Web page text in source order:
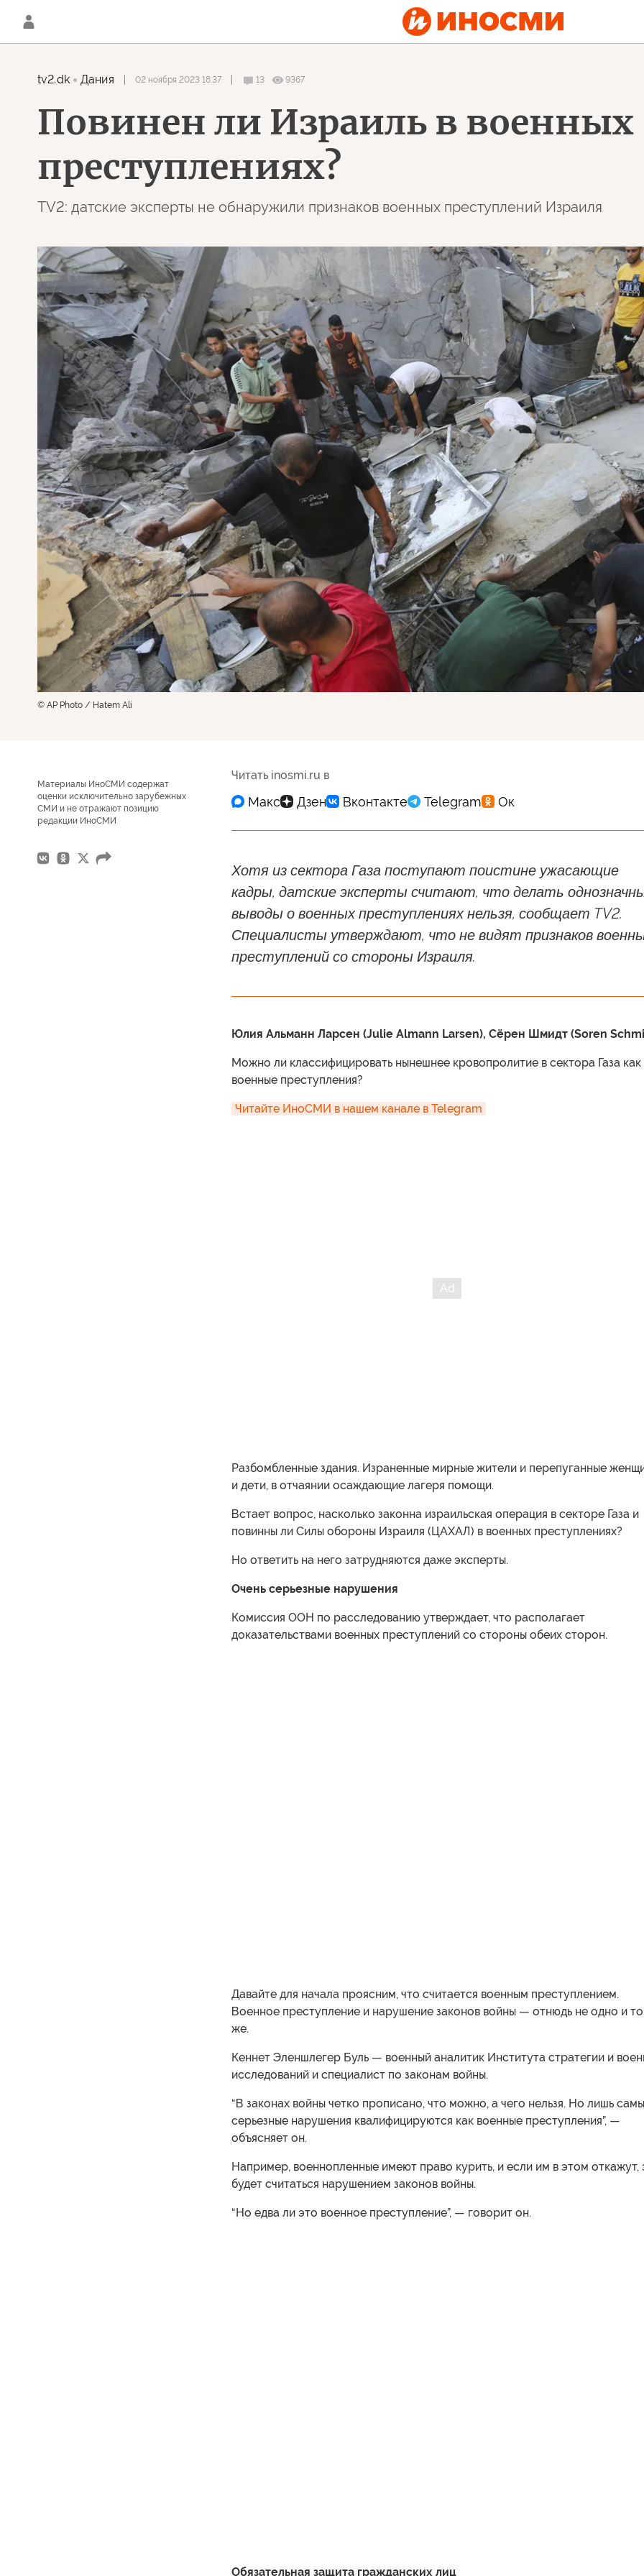
tv2.dk Дания 02 ноября 2023 18:37 13 9367
Повинен ли Израиль в военных
преступлениях?
TV2: датские эксперты не обнаружили признаков военных преступлений Израиля
© AP Photo / Hatem Ali
Материалы ИноСМИ содержат
оценки исключительно зарубежных
СМИ и не отражают позицию
редакции ИноСМИ
Читать inosmi.ru в
Хотя из сектора Газа поступают поистине ужасающие
кадры, датские эксперты считают, что делать
выводы о военных преступлениях нельзя, сообщает TV2.
Специалисты утверждают, что не видят признаков
преступлений со стороны Израиля.
Юлия Альманн Ларсен (Julie Almann Larsen), Сёрен Шмидт (Soren
Можно ли классифицировать нынешнее кровопролитие в сектора Газа как
военные преступления?
Читайте ИноСМИ в нашем канале в Telegram
Разбомбленные здания. Израненные мирные жители и перепуганные
и дети, в отчаянии осаждающие лагеря помощи.
Встает вопрос, насколько законна израильская операция в секторе Газа и
повинны ли Силы обороны Израиля (ЦАХАЛ) в военных преступлениях?
Но ответить на него затрудняются даже эксперты.
Очень серьезные нарушения
Комиссия ООН по расследованию утверждает, что располагает
доказательствами военных преступлений со стороны обеих сторон.
Давайте для начала проясним, что считается военным преступлением.
Военное преступление и нарушение законов войны — отнюдь не одно и то
же.
Кеннет Эленшлегер Буль — военный аналитик Института стратегии и
исследований и специалист по законам войны.
“В законах войны четко прописано, что можно, а чего нельзя. Но лишь
серьезные нарушения квалифицируются как военные преступления”, —
объясняет он.
Например, военнопленные имеют право курить, и если им в этом откажут,
будет считаться нарушением законов войны.
“Но едва ли это военное преступление”, — говорит он.
Обязательная защита гражданских лиц